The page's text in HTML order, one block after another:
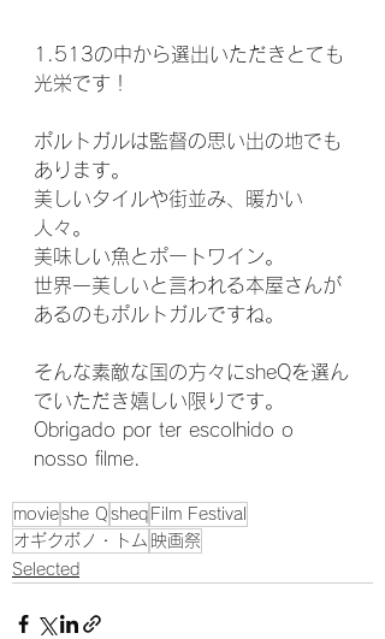
1.513の中から選出いただきとても
光栄です！
ポルトガルは監督の思い出の地でも
あります。
美しいタイルや街並み、暖かい
人々。
美味しい魚とポートワイン。
世界一美しいと言われる本屋さんが
あるのもポルトガルですね。
そんな素敵な国の方々にsheQを選ん
でいただき嬉しい限りです。
Obrigado por ter escolhido o
nosso filme.
movieshe Q sheq Film Festival
オギクボノ・トム 映画祭
Selected